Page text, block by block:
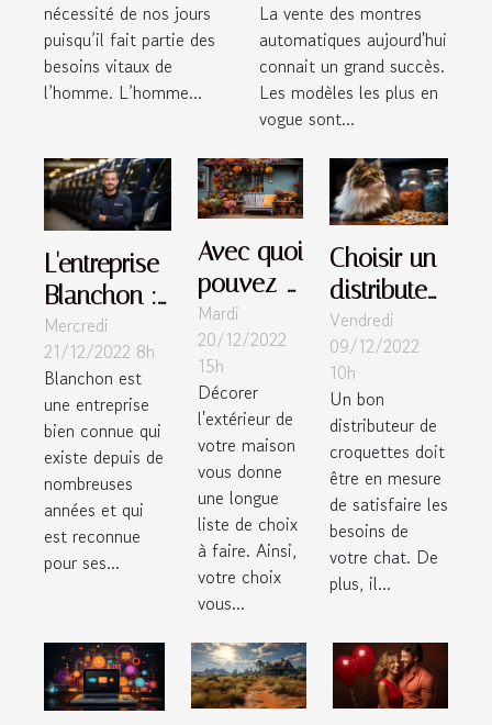
nécessité de nos jours
puisqu’il fait partie des
besoins vitaux de
l’homme. L’homme...
La vente des montres
automatiques aujourd'hui
connait un grand succès.
Les modèles les plus en
vogue sont...
L'entreprise
Blanchon :
comprendre
ce que c'est
et ses
services
Mercredi
21/12/2022 8h
Blanchon est
une entreprise
bien connue qui
existe depuis de
nombreuses
années et qui
est reconnue
pour ses...
Avec quoi
pouvez-
vous
décorer
l'extérieur
de votre
maison?
Mardi
20/12/2022
15h
Décorer
l'extérieur de
votre maison
vous donne
une longue
liste de choix
à faire. Ainsi,
votre choix
vous...
Choisir un
distributeur
de
croquettes
pour chat:
quels sont
les
éléments à
prendre en
compte ?
Vendredi
09/12/2022
10h
Un bon
distributeur de
croquettes doit
être en mesure
de satisfaire les
besoins de
votre chat. De
plus, il...